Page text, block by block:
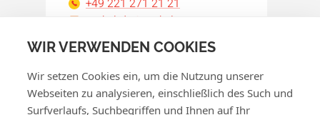
WIR VERWENDEN COOKIES
Wir setzen Cookies ein, um die Nutzung unserer
Webseiten zu analysieren, einschließlich des Such und
Surfverlaufs, Suchbegriffen und Ihnen auf Ihr
orakel-de@orakel.com